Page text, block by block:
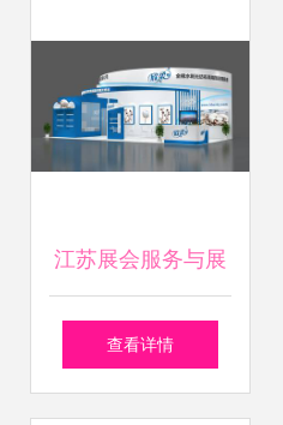
与创意双赢
江苏展会服务与展
台设计搭建 打造专
查看详情